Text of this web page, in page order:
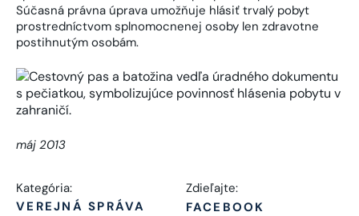
Súčasná právna úprava umožňuje hlásiť trvalý pobyt
prostredníctvom splnomocnenej osoby len zdravotne
postihnutým osobám.
máj 2013
Kategória:
VEREJNÁ SPRÁVA
Zdieľajte:
FACEBOOK